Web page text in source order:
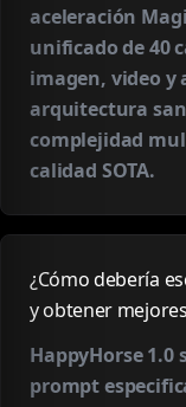
aceleración
unificado de 40
imagen, video y
arquitectura
complejidad
calidad SOTA.
¿Cómo debería
y obtener
HappyHorse
prompt